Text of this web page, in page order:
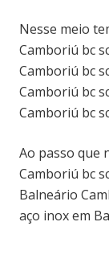
Nesse meio
Camboriú bc
Camboriú bc
Camboriú bc
Camboriú bc
Ao passo que
Camboriú bc
Balneário
aço inox em